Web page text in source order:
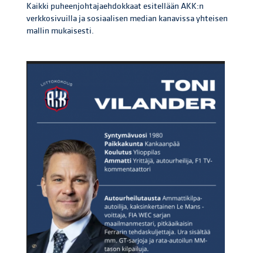
Kaikki puheenjohtajaehdokkaat esitellään AKK:n
verkkosivuilla ja sosiaalisen median kanavissa yhteisen
mallin mukaisesti.